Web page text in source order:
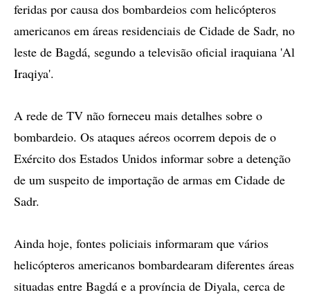
feridas por causa dos bombardeios com helicópteros
americanos em áreas residenciais de Cidade de Sadr, no
leste de Bagdá, segundo a televisão oficial iraquiana 'Al
Iraqiya'.
A rede de TV não forneceu mais detalhes sobre o
bombardeio. Os ataques aéreos ocorrem depois de o
Exército dos Estados Unidos informar sobre a detenção
de um suspeito de importação de armas em Cidade de
Sadr.
Ainda hoje, fontes policiais informaram que vários
helicópteros americanos bombardearam diferentes áreas
situadas entre Bagdá e a província de Diyala, cerca de